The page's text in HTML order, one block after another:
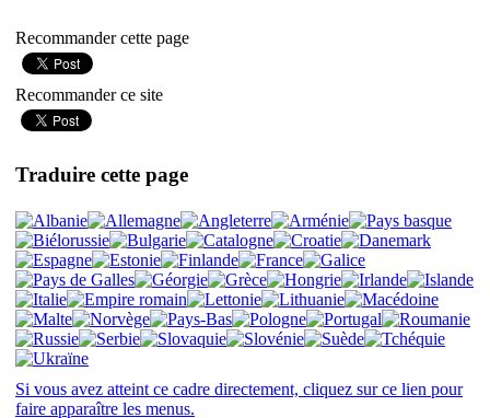
Recommander cette page
Recommander ce site
Traduire cette page
Si vous avez atteint ce cadre directement, cliquez sur ce lien pour
faire apparaître les menus.